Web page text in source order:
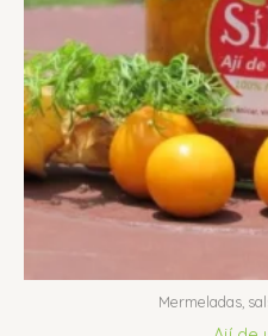
Mermeladas,